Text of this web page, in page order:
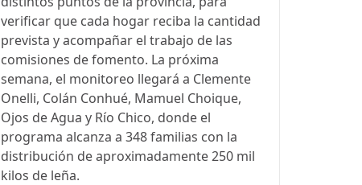
verificar que cada hogar reciba la cantidad
prevista y acompañar el trabajo de las
comisiones de fomento. La próxima
semana, el monitoreo llegará a Clemente
Onelli, Colán Conhué, Mamuel Choique,
Ojos de Agua y Río Chico, donde el
programa alcanza a 348 familias con la
distribución de aproximadamente 250 mil
kilos de leña.